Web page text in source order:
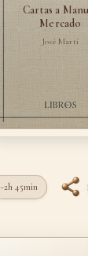
Cartas a
Mercado
José Martí
~2h 45min